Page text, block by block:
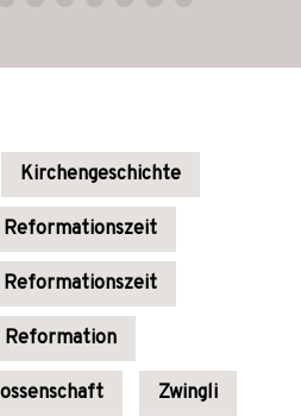
Kirchengeschichte
Reformationszeit
Reformationszeit
Reformation
Zwingli